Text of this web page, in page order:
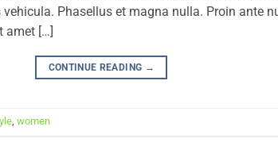
Phasellus et magna nulla. Proin ante
amet […]
CONTINUE READING →
, women